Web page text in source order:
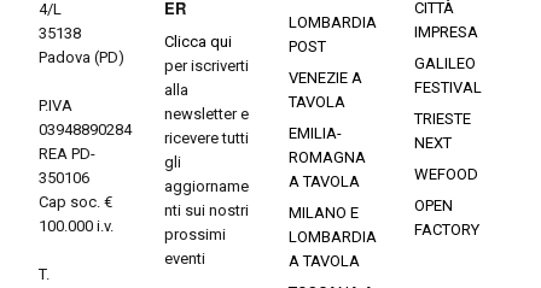
4/L
35138
Padova (PD)
P.IVA
03948890284
REA PD-
350106
Cap soc. €
100.000 i.v.
T.
ER
Clicca qui
per iscriverti
alla
newsletter e
ricevere tutti
gli
aggiorname
nti sui nostri
prossimi
eventi
LOMBARDIA
POST
VENEZIE A
TAVOLA
EMILIA-
ROMAGNA
A TAVOLA
MILANO E
LOMBARDIA
A TAVOLA
CITTÀ
IMPRESA
GALILEO
FESTIVAL
TRIESTE
NEXT
WEFOOD
OPEN
FACTORY